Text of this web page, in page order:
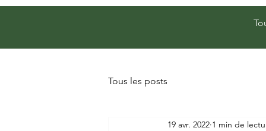
Tous les posts
19 avr. 2022 1 min de